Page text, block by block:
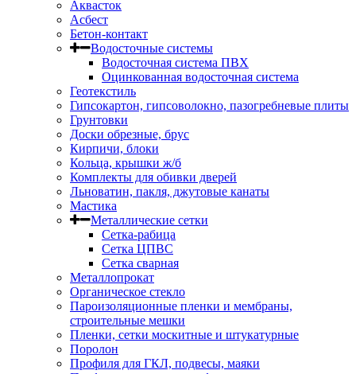
Аквасток
Асбест
Бетон-контакт
Водосточные системы
Водосточная система ПВХ
Оцинкованная водосточная система
Геотекстиль
Гипсокартон, гипсоволокно, пазогребневые плиты
Грунтовки
Доски обрезные, брус
Кирпичи, блоки
Кольца, крышки ж/б
Комплекты для обивки дверей
Льноватин, пакля, джутовые канаты
Мастика
Металлические сетки
Сетка-рабица
Сетка ЦПВС
Сетка сварная
Металлопрокат
Органическое стекло
Пароизоляционные пленки и мембраны,
строительные мешки
Пленки, сетки москитные и штукатурные
Поролон
Профиля для ГКЛ, подвесы, маяки